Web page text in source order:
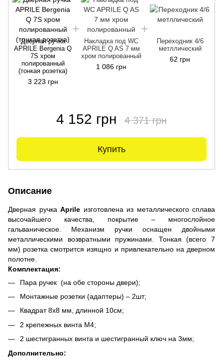
Дверная ручка
APRILE Bergenia Q
7S хром
полированный
(тонкая розетка)
3 223 грн
Накладка под WC
APRILE Q AS 7 мм
хром полированный
1 086 грн
Переходник 4/6
метллический
62 грн
4 152 грн 4 371 грн
Купить
Описание
Дверная ручка Aprile изготовлена из металлического сплава
высочайшего качества, покрытие – многослойное
гальваническое. Механизм ручки оснащен двойными
металлическими возвратными пружинами. Тонкая (всего 7
мм) розетка смотрится изящно и привлекательно на дверном
полотне.
Комплектация:
Пара ручек (на обе стороны двери);
Монтажные розетки (адаптеры) – 2шт;
Квадрат 8х8 мм, длинной 10см;
2 крепежных винта М4;
2 шестигранных винта и шестигранный ключ на 3мм;
Дополнительно: